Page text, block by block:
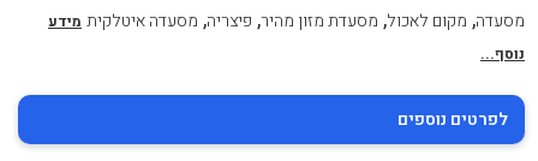
מסעדה, מקום לאכול, מסעדת מזון מהיר, פיצריה, מסעדה איטלקית מידע
נוסף...
לפרטים נוספים